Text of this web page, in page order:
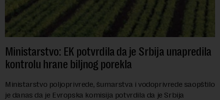
Ministarstvo: EK potvrdila da je Srbija unapredila
kontrolu hrane biljnog porekla
Ministarstvo poljoprivrede, šumarstva i vodoprivrede saopštilo
je danas da je Evropska komisija potvrdila da je Srbija